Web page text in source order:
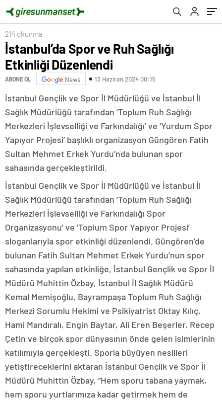
214 okunma
İstanbul’da Spor ve Ruh Sağlığı
Etkinliği Düzenlendi
ABONE OL News 13 Haziran 2024 00:15
İstanbul Gençlik ve Spor İl Müdürlüğü ve İstanbul İl
Sağlık Müdürlüğü tarafından ‘Toplum Ruh Sağlığı
Merkezleri İşlevselliği ve Farkındalığı’ ve ‘Yurdum Spor
Yapıyor Projesi’ başlıklı organizasyon Güngören Fatih
Sultan Mehmet Erkek Yurdu’nda bulunan spor
sahasında gerçekleştirildi.
İstanbul Gençlik ve Spor İl Müdürlüğü ve İstanbul İl
Sağlık Müdürlüğü tarafından ‘Toplum Ruh Sağlığı
Merkezleri İşlevselliği ve Farkındalığı Spor
Organizasyonu’ ve ‘Toplum Spor Yapıyor Projesi’
sloganlarıyla spor etkinliği düzenlendi. Güngören’de
bulunan Fatih Sultan Mehmet Erkek Yurdu’nun spor
sahasında yapılan etkinliğe, İstanbul Gençlik ve Spor İl
Müdürü Muhittin Özbay, İstanbul İl Sağlık Müdürü
Kemal Memişoğlu, Bayrampaşa Toplum Ruh Sağlığı
Merkezi Sorumlu Hekimi ve Psikiyatrist Oktay Kılıç,
Hami Mandıralı, Engin Baytar, Ali Eren Beşerler, Recep
Çetin ve birçok spor dünyasının önde gelen isimlerinin
katılımıyla gerçekleşti. Sporla büyüyen nesilleri
yetiştireceklerini aktaran İstanbul Gençlik ve Spor İl
Müdürü Muhittin Özbay, “Hem sporu tabana yaymak,
hem sporu yurtlarımıza kadar getirmek hem de